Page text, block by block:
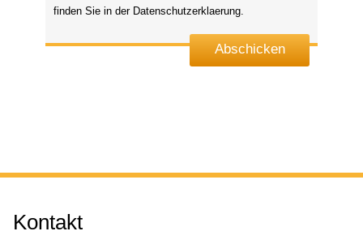
finden Sie in der Datenschutzerklaerung.
Abschicken
Kontakt